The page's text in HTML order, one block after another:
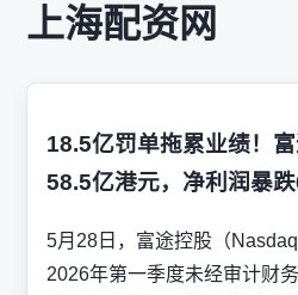
上海配资网
18.5亿罚单拖累业绩！
58.5亿港元，净利润暴
5月28日，富途控股（
2026年第一季度未经审计财